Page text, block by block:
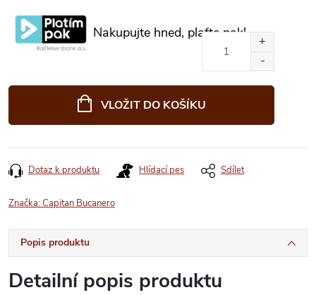
Nakupujte hned, plaťte pak!
VLOŽIT DO KOŠÍKU
Dotaz k produktu Hlídací pes Sdílet
Značka:Capitan Bucanero
Popis produktu
Detailní popis produktu